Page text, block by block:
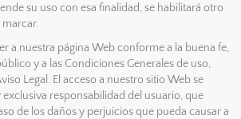
su uso con esa finalidad, se habilitará otro
a nuestra página Web conforme a la buena fe,
y a las Condiciones Generales de uso,
Legal. El acceso a nuestro sitio Web se
exclusiva responsabilidad del usuario, que
de los daños y perjuicios que pueda causar a